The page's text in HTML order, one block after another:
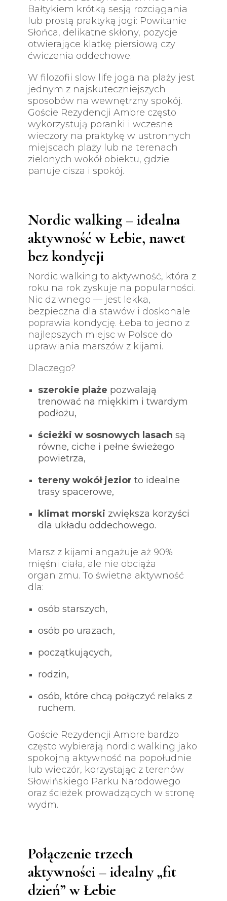
Bałtykiem krótką sesją rozciągania
lub prostą praktyką jogi: Powitanie
Słońca, delikatne skłony, pozycje
otwierające klatkę piersiową czy
ćwiczenia oddechowe.
W filozofii slow life joga na plaży jest
jednym z najskuteczniejszych
sposobów na wewnętrzny spokój.
Goście Rezydencji Ambre często
wykorzystują poranki i wczesne
wieczory na praktykę w ustronnych
miejscach plaży lub na terenach
zielonych wokół obiektu, gdzie
panuje cisza i spokój.
Nordic walking – idealna
aktywność w Łebie, nawet
bez kondycji
Nordic walking to aktywność, która z
roku na rok zyskuje na popularności.
Nic dziwnego — jest lekka,
bezpieczna dla stawów i doskonale
poprawia kondycję. Łeba to jedno z
najlepszych miejsc w Polsce do
uprawiania marszów z kijami.
Dlaczego?
szerokie plaże pozwalają
trenować na miękkim i twardym
podłożu,
ścieżki w sosnowych lasach są
równe, ciche i pełne świeżego
powietrza,
tereny wokół jezior to idealne
trasy spacerowe,
klimat morski zwiększa korzyści
dla układu oddechowego.
Marsz z kijami angażuje aż 90%
mięśni ciała, ale nie obciąża
organizmu. To świetna aktywność
dla:
osób starszych,
osób po urazach,
początkujących,
rodzin,
osób, które chcą połączyć relaks z
ruchem.
Goście Rezydencji Ambre bardzo
często wybierają nordic walking jako
spokojną aktywność na popołudnie
lub wieczór, korzystając z terenów
Słowińskiego Parku Narodowego
oraz ścieżek prowadzących w stronę
wydm.
Połączenie trzech
aktywności – idealny „fit
dzień” w Łebie